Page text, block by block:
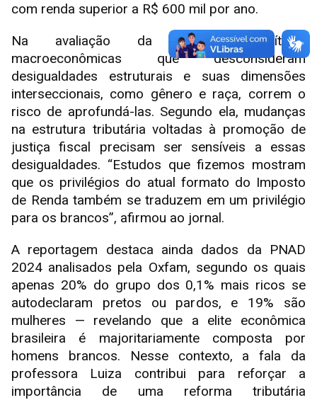
com renda superior a R$ 600 mil por ano.
Na avaliação da docente, políticas
macroeconômicas que desconsideram
desigualdades estruturais e suas dimensões
interseccionais, como gênero e raça, correm o
risco de aprofundá-las. Segundo ela, mudanças
na estrutura tributária voltadas à promoção de
justiça fiscal precisam ser sensíveis a essas
desigualdades. “Estudos que fizemos mostram
que os privilégios do atual formato do Imposto
de Renda também se traduzem em um privilégio
para os brancos”, afirmou ao jornal.
A reportagem destaca ainda dados da PNAD
2024 analisados pela Oxfam, segundo os quais
apenas 20% do grupo dos 0,1% mais ricos se
autodeclaram pretos ou pardos, e 19% são
mulheres — revelando que a elite econômica
brasileira é majoritariamente composta por
homens brancos. Nesse contexto, a fala da
professora Luiza contribui para reforçar a
importância de uma reforma tributária